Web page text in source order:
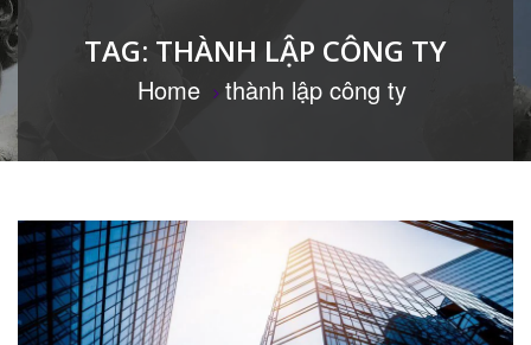
TAG: THÀNH LẬP CÔNG TY
Home thành lập công ty